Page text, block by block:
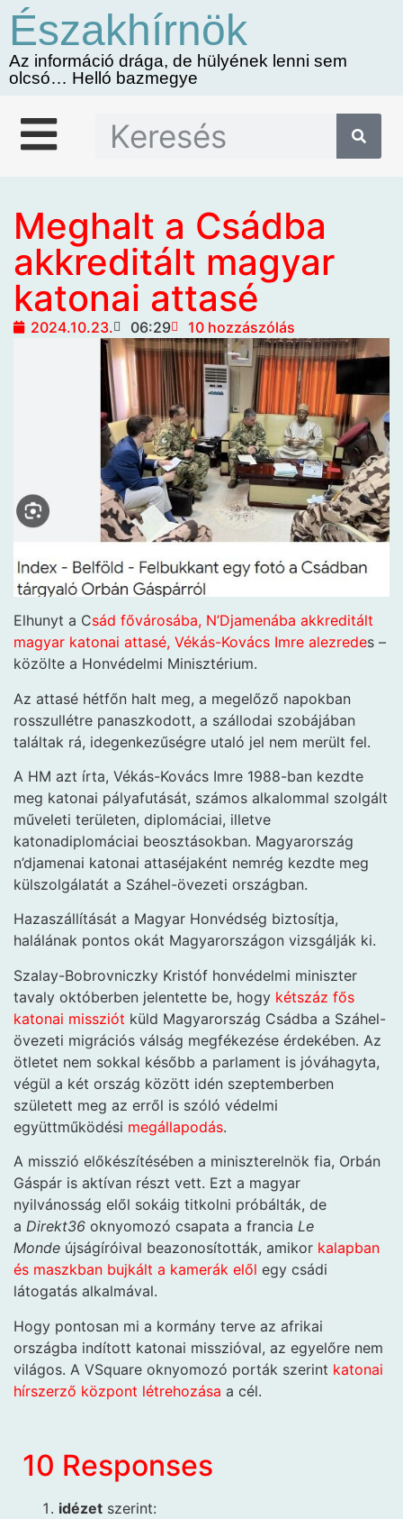
Északhírnök
Az információ drága, de hülyének lenni sem
olcsó… Helló bazmegye
Meghalt a Csádba
akkreditált magyar
katonai attasé
2024.10.23. 06:29 10 hozzászólás
Elhunyt a Csád fővárosába, N’Djamenába akkreditált
magyar katonai attasé, Vékás-Kovács Imre alezredes –
közölte a Honvédelmi Minisztérium.
Az attasé hétfőn halt meg, a megelőző napokban
rosszullétre panaszkodott, a szállodai szobájában
találtak rá, idegenkezűségre utaló jel nem merült fel.
A HM azt írta, Vékás-Kovács Imre 1988-ban kezdte
meg katonai pályafutását, számos alkalommal szolgált
műveleti területen, diplomáciai, illetve
katonadiplomáciai beosztásokban. Magyarország
n’djamenai katonai attaséjaként nemrég kezdte meg
külszolgálatát a Száhel-övezeti országban.
Hazaszállítását a Magyar Honvédség biztosítja,
halálának pontos okát Magyarországon vizsgálják ki.
Szalay-Bobrovniczky Kristóf honvédelmi miniszter
tavaly októberben jelentette be, hogy kétszáz fős
katonai missziót küld Magyarország Csádba a Száhel-
övezeti migrációs válság megfékezése érdekében. Az
ötletet nem sokkal később a parlament is jóváhagyta,
végül a két ország között idén szeptemberben
született meg az erről is szóló védelmi
együttműködési megállapodás.
A misszió előkészítésében a miniszterelnök fia, Orbán
Gáspár is aktívan részt vett. Ezt a magyar
nyilvánosság elől sokáig titkolni próbálták, de
a Direkt36 oknyomozó csapata a francia Le
Monde újságíróival beazonosították, amikor kalapban
és maszkban bujkált a kamerák elől egy csádi
látogatás alkalmával.
Hogy pontosan mi a kormány terve az afrikai
országba indított katonai misszióval, az egyelőre nem
világos. A VSquare oknyomozó porták szerint katonai
hírszerző központ létrehozása a cél.
10 Responses
idézet szerint: